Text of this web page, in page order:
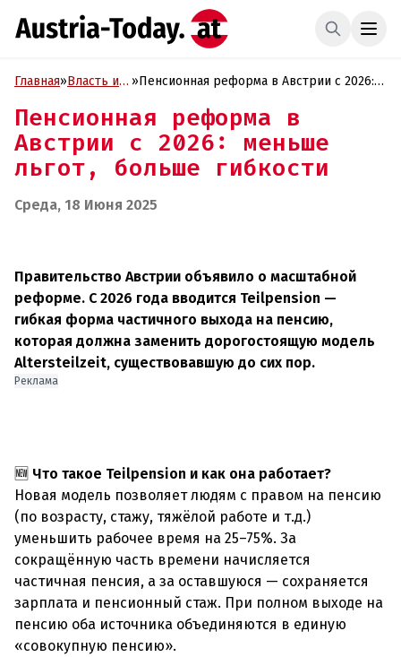
Главная»Власть и
»Пенсионная реформа в Австрии с 2026:
Пенсионная реформа в
Австрии с 2026: меньше
льгот, больше гибкости
Среда, 18 Июня 2025
Правительство Австрии объявило о масштабной
реформе. С 2026 года вводится Teilpension —
гибкая форма частичного выхода на пенсию,
которая должна заменить дорогостоящую модель
Altersteilzeit, существовавшую до сих пор.
Реклама
🆕 Что такое Teilpension и как она работает?
Новая модель позволяет людям с правом на пенсию
(по возрасту, стажу, тяжёлой работе и т.д.)
уменьшить рабочее время на 25–75%. За
сокращённую часть времени начисляется
частичная пенсия, а за оставшуюся — сохраняется
зарплата и пенсионный стаж. При полном выходе на
пенсию оба источника объединяются в единую
«совокупную пенсию».